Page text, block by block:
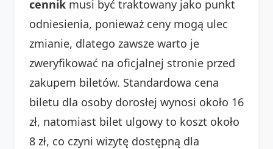
cennik musi być traktowany jako punkt
odniesienia, ponieważ ceny mogą ulec
zmianie, dlatego zawsze warto je
zweryfikować na oficjalnej stronie przed
zakupem biletów. Standardowa cena
biletu dla osoby dorosłej wynosi około 16
zł, natomiast bilet ulgowy to koszt około
8 zł, co czyni wizytę dostępną dla